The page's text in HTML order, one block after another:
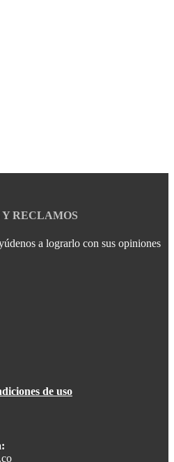
Y RECLAMOS
a lograrlo con sus opiniones
de uso